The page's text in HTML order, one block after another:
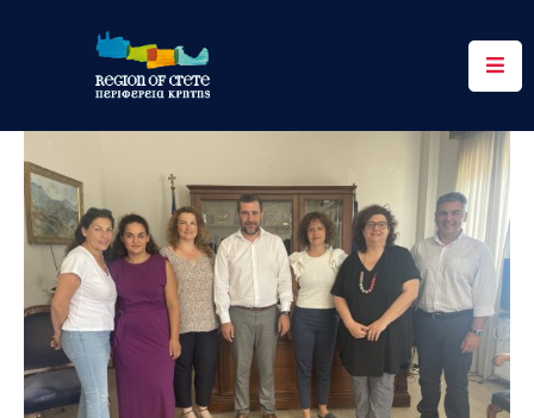
Περιφέρεια
Ενημέρωση
Έργα
&
Δράσεις
Ψηφιακές
Υπηρεσίες
Επικοινωνία